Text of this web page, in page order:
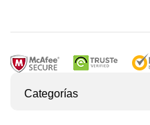
Categorías